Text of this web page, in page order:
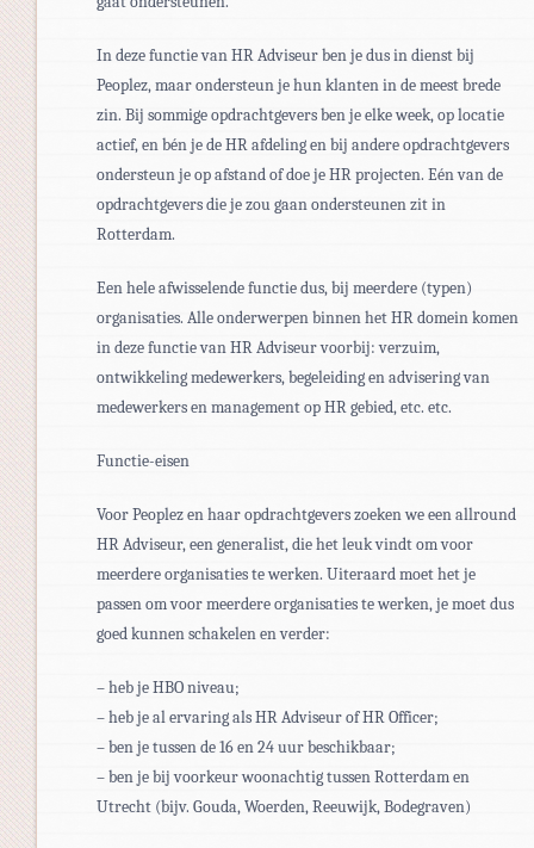
In deze functie van HR Adviseur ben je dus in dienst bij
Peoplez, maar ondersteun je hun klanten in de meest brede
zin. Bij sommige opdrachtgevers ben je elke week, op locatie
actief, en bén je de HR afdeling en bij andere opdrachtgevers
ondersteun je op afstand of doe je HR projecten. Eén van de
opdrachtgevers die je zou gaan ondersteunen zit in
Rotterdam.
Een hele afwisselende functie dus, bij meerdere (typen)
organisaties. Alle onderwerpen binnen het HR domein komen
in deze functie van HR Adviseur voorbij: verzuim,
ontwikkeling medewerkers, begeleiding en advisering van
medewerkers en management op HR gebied, etc. etc.
Functie-eisen
Voor Peoplez en haar opdrachtgevers zoeken we een allround
HR Adviseur, een generalist, die het leuk vindt om voor
meerdere organisaties te werken. Uiteraard moet het je
passen om voor meerdere organisaties te werken, je moet dus
goed kunnen schakelen en verder:
– heb je HBO niveau;
– heb je al ervaring als HR Adviseur of HR Officer;
– ben je tussen de 16 en 24 uur beschikbaar;
– ben je bij voorkeur woonachtig tussen Rotterdam en
Utrecht (bijv. Gouda, Woerden, Reeuwijk, Bodegraven)